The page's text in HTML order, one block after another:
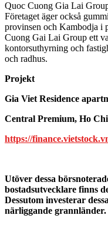
Quoc Cuong Gia Lai
Företaget äger också
provinsen och Kambodja i
Cuong Gai Lai Group ett
kontorsuthyrning och
och radhus.
Projekt
Gia Viet Residence
Central Premium, Ho
https://
Utöver dessa
bostadsutvecklare finns
Dessutom investerar
närliggande grannländer.